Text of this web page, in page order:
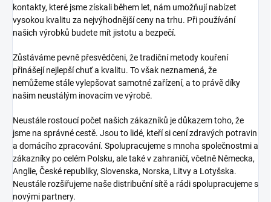
kontakty, které jsme získali během let, nám umožňují nabízet
vysokou kvalitu za nejvýhodnější ceny na trhu. Při používání
našich výrobků budete mít jistotu a bezpečí.
Zůstáváme pevně přesvědčeni, že tradiční metody kouření
přinášejí nejlepší chuť a kvalitu. To však neznamená, že
nemůžeme stále vylepšovat samotné zařízení, a to právě díky
našim neustálým inovacím ve výrobě.
Neustále rostoucí počet našich zákazníků je důkazem toho, že
jsme na správné cestě. Jsou to lidé, kteří si cení zdravých potravin
a domácího zpracování. Spolupracujeme s mnoha společnostmi a
zákazníky po celém Polsku, ale také v zahraničí, včetně Německa,
Anglie, České republiky, Slovenska, Norska, Litvy a Lotyšska.
Neustále rozšiřujeme naše distribuční sítě a rádi spolupracujeme s
novými partnery.